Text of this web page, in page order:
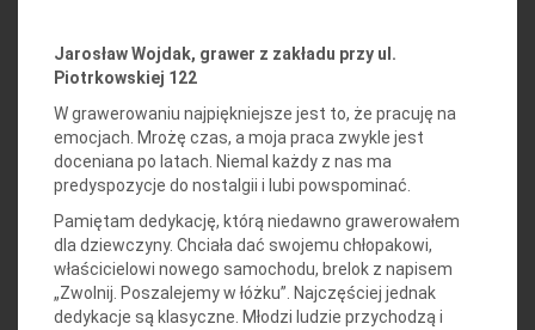
Jarosław Wojdak, grawer z zakładu przy ul.
Piotrkowskiej 122
W grawerowaniu najpiękniejsze jest to, że pracuję na
emocjach. Mrożę czas, a moja praca zwykle jest
doceniana po latach. Niemal każdy z nas ma
predyspozycje do nostalgii i lubi powspominać.
Pamiętam dedykację, którą niedawno grawerowałem
dla dziewczyny. Chciała dać swojemu chłopakowi,
właścicielowi nowego samochodu, brelok z napisem
„Zwolnij. Poszalejemy w łóżku”. Najczęściej jednak
dedykacje są klasyczne. Młodzi ludzie przychodzą i